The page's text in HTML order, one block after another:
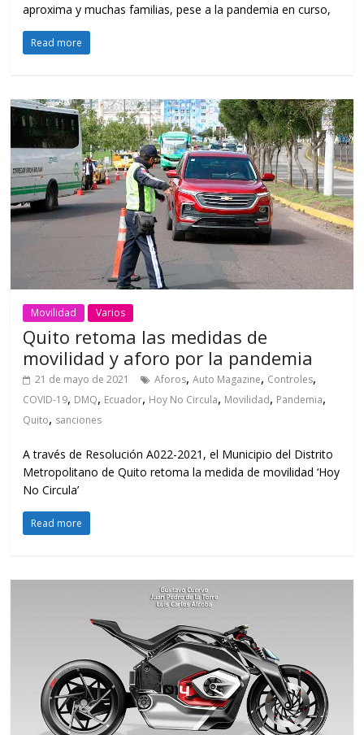
aproxima y muchas familias, pese a la pandemia en curso,
Read more
Movilidad Varios
Quito retoma las medidas de
movilidad y aforo por la pandemia
21 de mayo de 2021 Aforos,Auto Magazine, Controles,
COVID-19, DMQ, Ecuador, Hoy No Circula, Movilidad, Pandemia,
Quito, sanciones
A través de Resolución A022-2021, el Municipio del Distrito
Metropolitano de Quito retoma la medida de movilidad ‘Hoy
No Circula’
Read more